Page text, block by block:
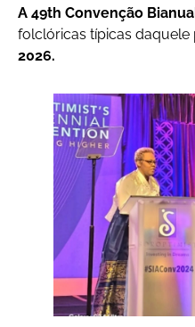
A 49th Convenção
folclóricas típicas daquele
2026.